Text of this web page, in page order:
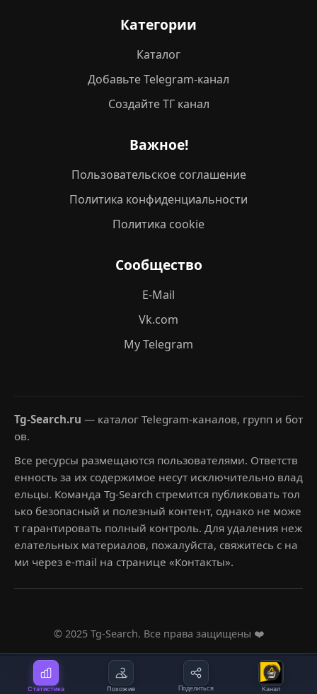
Статистика Похожие Поделиться Канал
Категории
Каталог
Добавьте Telegram-канал
Создайте ТГ канал
Важное!
Пользовательское соглашение
Политика конфиденциальности
Политика cookie
Сообщество
E-Mail
Vk.com
My Telegram
Tg-Search.ru — каталог Telegram-каналов, групп и бот
ов.
Все ресурсы размещаются пользователями. Ответств
енность за их содержимое несут исключительно влад
ельцы. Команда Tg-Search стремится публиковать тол
ько безопасный и полезный контент, однако не може
т гарантировать полный контроль. Для удаления неж
елательных материалов, пожалуйста, свяжитесь с на
ми через e-mail на странице «Контакты».
© 2025 Tg-Search. Все права защищены ❤️